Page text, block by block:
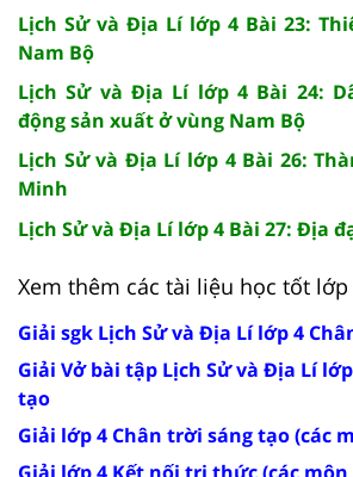
Lịch Sử và Địa Lí lớp 4 Bài 23:
Nam Bộ
Lịch Sử và Địa Lí lớp 4 Bài 24:
động sản xuất ở vùng Nam Bộ
Lịch Sử và Địa Lí lớp 4 Bài 26:
Minh
Lịch Sử và Địa Lí lớp 4 Bài 27: Địa
Xem thêm các tài liệu học tốt lớp
Giải sgk Lịch Sử và Địa Lí lớp 4
Giải Vở bài tập Lịch Sử và Địa Lí
tạo
Giải lớp 4 Chân trời sáng tạo (các